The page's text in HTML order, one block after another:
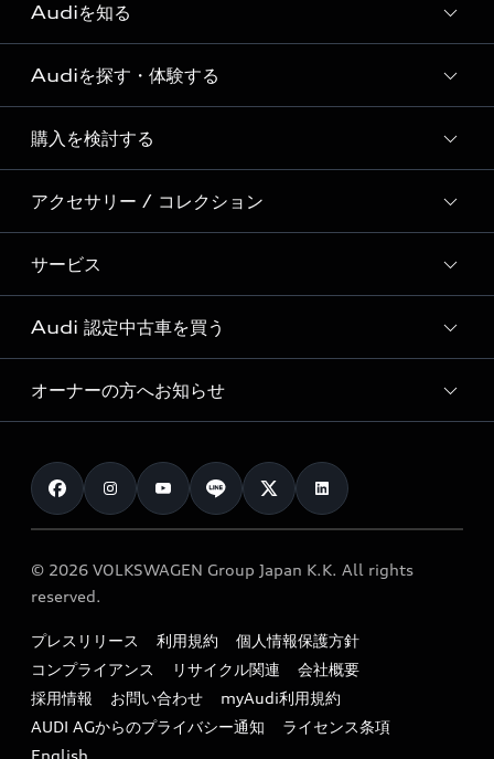
Audiを知る
Audi ブランド
Story of Progress
Audi Sport
Formula 1®
デジタルサービス
Audiを探す・体験する
ディーラー検索
新車在庫検索
試乗車・展示車検索
見積り依頼
試乗予約
購入を検討する
モデル一覧
特別仕様モデル / 限定モデル
e-tronラインアップ
価格シミュレーション
車両比較
カタログ一覧
アクセサリー / コレクション
純正アクセサリー
オンラインショップ
Audi collection
アウディナビアプリ
サービス
サービス入庫予約
サービスプログラム
メンテナンス
車検 / 定期点検
e-tronアフターサポート
myAudi
Audi 認定中古車を買う
Audi認定中古車
クオリティ
保証
メンテナンス
ファイナンス
キャンペーン / イベント
買取査定
オーナーの方へお知らせ
お知らせ
オーナー様向けキャンペーン
特定整備適用車一覧
リサイクル法
よくある質問（FAQ）
© 2026 VOLKSWAGEN Group Japan K.K. All rights
reserved.
プレスリリース 利用規約
個人情報保護方針
コンプライアンス
リサイクル関連
会社概要
採用情報
お問い合わせ
myAudi利用規約
AUDI AGからのプライバシー通知
ライセンス条項
English